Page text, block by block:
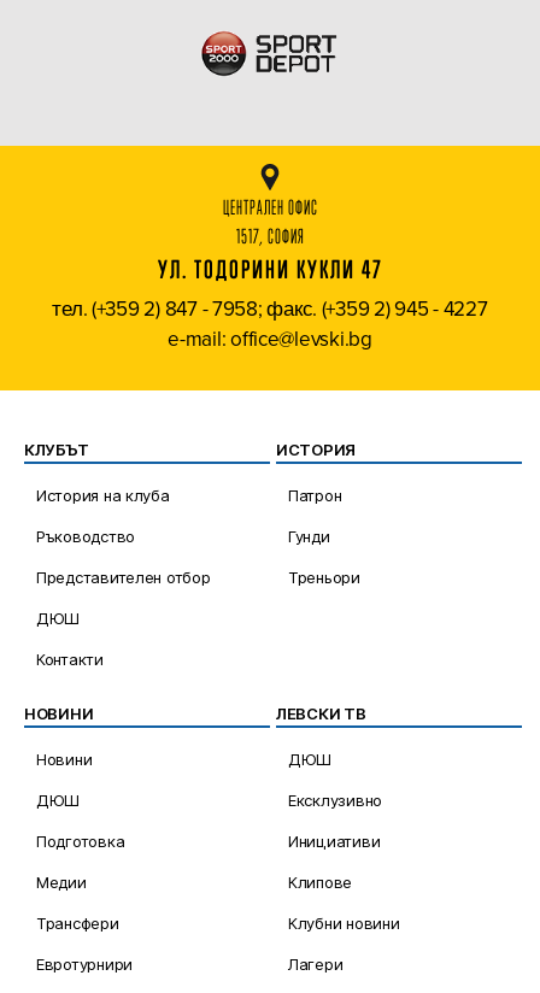
ЦЕНТРАЛЕН ОФИС
1517, СОФИЯ
УЛ. ТОДОРИНИ КУКЛИ 47
тел. (+359 2) 847 - 7958; факс. (+359 2) 945 - 4227
e-mail: office@levski.bg
КЛУБЪТ
История на клуба
Ръководство
Представителен отбор
ДЮШ
Контакти
ИСТОРИЯ
Патрон
Гунди
Треньори
НОВИНИ
Новини
ДЮШ
Подготовка
Медии
Трансфери
Евротурнири
ЛЕВСКИ ТВ
ДЮШ
Ексклузивно
Инициативи
Клипове
Клубни новини
Лагери